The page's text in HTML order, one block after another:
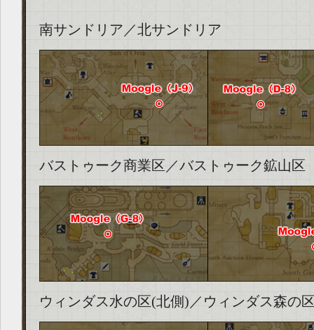
南サンドリア／北サンドリア
バストゥーク商業区／バストゥーク鉱山区
ウィンダス水の区(北側)／ウィンダス森の